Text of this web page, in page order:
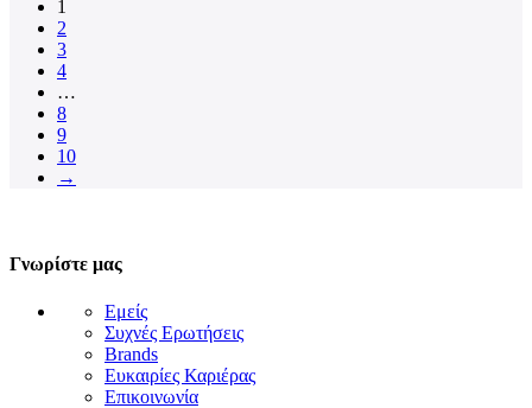
1
2
3
4
…
8
9
10
→
Γνωρίστε μας
Εμείς
Συχνές Ερωτήσεις
Brands
Ευκαιρίες Καριέρας
Επικοινωνία